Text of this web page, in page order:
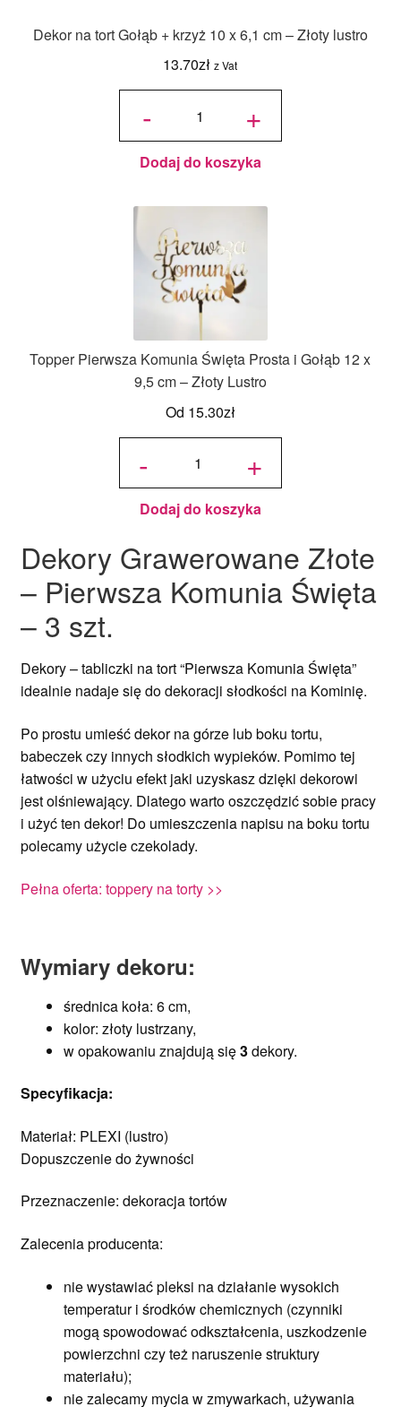
Dekor na tort Gołąb + krzyż 10 x 6,1 cm – Złoty lustro
13.70zł z Vat
-
ilość
Gołąb
krzyż
10 x
6,1
Złoty
lustro
+
Dodaj do koszyka
Topper Pierwsza Komunia Święta Prosta i Gołąb 12 x
9,5 cm – Złoty Lustro
Od 15.30zł
-
ilość
Komunia
Święta
Prosta i
Gołąb 12
x 9,5 cm
Lustro
+
Dodaj do koszyka
Dekory Grawerowane Złote
– Pierwsza Komunia Święta
– 3 szt.
Dekory – tabliczki na tort “Pierwsza Komunia Święta”
idealnie nadaje się do dekoracji słodkości na Kominię.
Po prostu umieść dekor na górze lub boku tortu,
babeczek czy innych słodkich wypieków. Pomimo tej
łatwości w użyciu efekt jaki uzyskasz dzięki dekorowi
jest olśniewający. Dlatego warto oszczędzić sobie pracy
i użyć ten dekor! Do umieszczenia napisu na boku tortu
polecamy użycie czekolady.
Pełna oferta: toppery na torty >>
Wymiary dekoru:
średnica koła: 6 cm,
kolor: złoty lustrzany,
w opakowaniu znajdują się3dekory.
Specyfikacja:
Materiał: PLEXI (lustro)
Dopuszczenie do żywności
Przeznaczenie: dekoracja tortów
Zalecenia producenta:
nie wystawiać pleksi na działanie wysokich
temperatur i środków chemicznych (czynniki
mogą spowodować odkształcenia, uszkodzenie
powierzchni czy też naruszenie struktury
materiału);
nie zalecamy mycia w zmywarkach, używania